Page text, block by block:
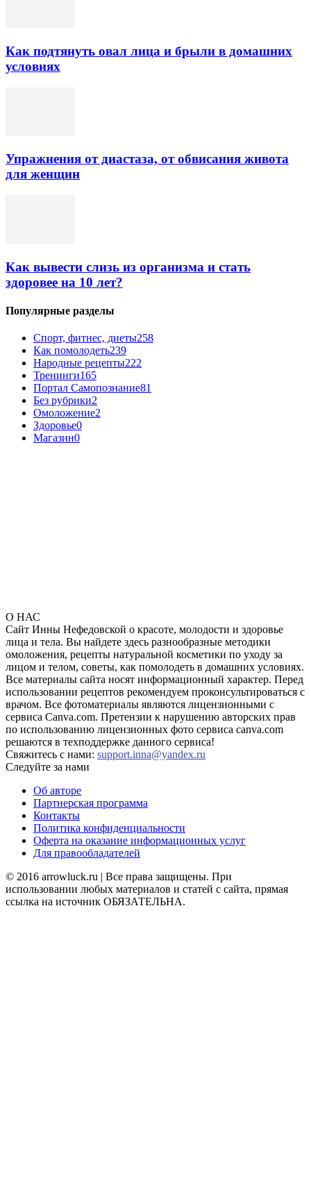
Как подтянуть овал лица и брыли в домашних
условиях
Упражнения от диастаза, от обвисания живота
для женщин
Как вывести слизь из организма и стать
здоровее на 10 лет?
Популярные разделы
Спорт, фитнес, диеты258
Как помолодеть239
Народные рецепты222
Тренинги165
Портал Самопознание81
Без рубрики2
Омоложение2
Здоровье0
Магазин0
О НАС
Сайт Инны Нефедовской о красоте, молодости и здоровье
лица и тела. Вы найдете здесь разнообразные методики
омоложения, рецепты натуральной косметики по уходу за
лицом и телом, советы, как помолодеть в домашних условиях.
Все материалы сайта носят информационный характер. Перед
использовании рецептов рекомендуем проконсультироваться с
врачом. Все фотоматериалы являются лицензионными с
сервиса Canva.com. Претензии к нарушению авторских прав
по использованию лицензионных фото сервиса canva.com
решаются в техподдержке данного сервиса!
Свяжитесь с нами: support.inna@yandex.ru
Следуйте за нами
Об авторе
Партнерская программа
Контакты
Политика конфиденциальности
Оферта на оказание информационных услуг
Для правообладателей
© 2016 arrowluck.ru | Все права защищены. При
использовании любых материалов и статей с сайта, прямая
ссылка на источник ОБЯЗАТЕЛЬНА.